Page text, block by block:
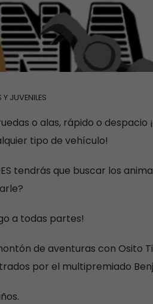
Y JUVENILES
o alas, rápido o despacio
tipo de vehículo!
tendrás que buscar los
a todas partes!
de aventuras con Osito
por el multipremiado